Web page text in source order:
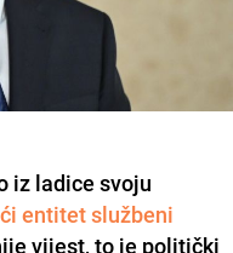
iz ladice svoju
entitet službeni
vijest, to je politički